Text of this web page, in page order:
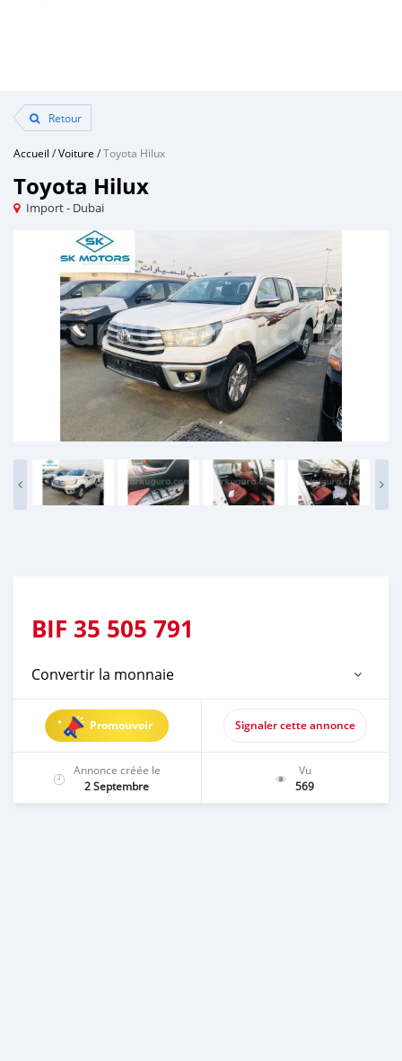
Retour
Accueil /Voiture /Toyota Hilux
Toyota Hilux
Import - Dubai
BIF 35 505 791
Convertir la monnaie
Promouvoir Signaler cette annonce
Annonce créée le
2 Septembre
Vu
569